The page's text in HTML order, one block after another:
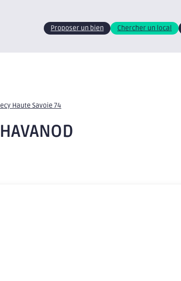
Proposer un bien Chercher un local
Haute Savoie 74